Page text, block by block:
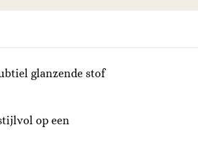
glanzende stof
op een